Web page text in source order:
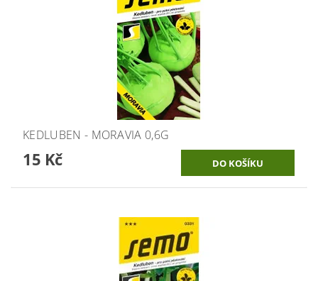
KEDLUBEN - MORAVIA 0,6G
15 Kč